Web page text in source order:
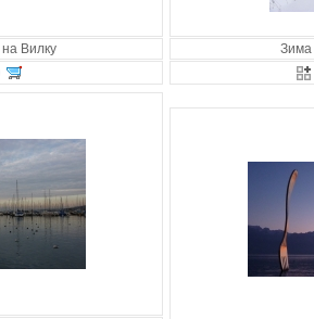
Вилку Зима